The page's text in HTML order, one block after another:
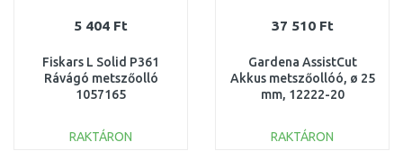
5 404 Ft
Fiskars L Solid P361
Rávágó metszőolló
1057165
RAKTÁRON
37 510 Ft
Gardena AssistCut
Akkus metszőollóó, ø 25
mm, 12222-20
RAKTÁRON